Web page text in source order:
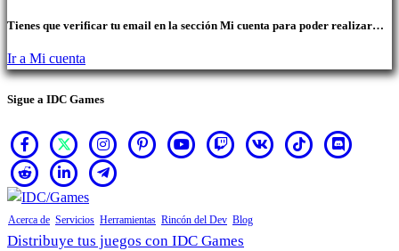
Tienes que verificar tu email en la sección Mi cuenta para poder realizar
Ir a Mi cuenta
Sigue a IDC Games
Acerca de Servicios Herramientas Rincón del Dev Blog
Distribuye tus juegos con IDC Games